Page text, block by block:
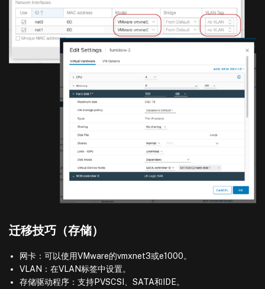
迁移技巧（存储）
网卡：可以使用VMware的vmxnet3或e1000。
VLAN：在VLAN标签中设置。
存储驱动程序：支持PVSCSI、SATA和IDE。